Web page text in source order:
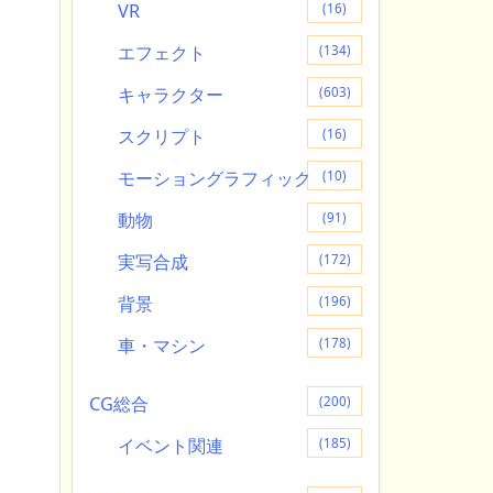
VR (16)
エフェクト (134)
キャラクター (603)
スクリプト (16)
モーショングラフィック (10)
動物 (91)
実写合成 (172)
背景 (196)
車・マシン (178)
CG総合 (200)
イベント関連 (185)